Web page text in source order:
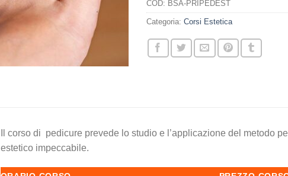
COD: BSA-PRIPEDEST
Categoria: Corsi Estetica
Il corso di pedicure prevede lo studio e l’applicazione del metodo
estetico impeccabile.